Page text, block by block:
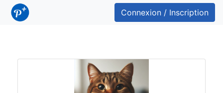
Connexion / Inscription